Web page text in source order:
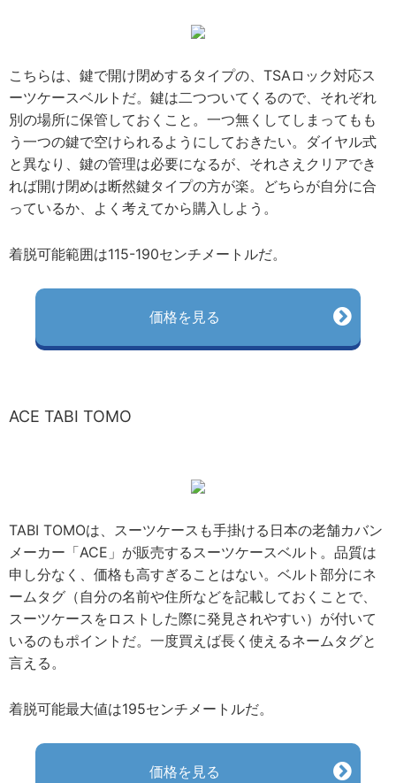
こちらは、鍵で開け閉めするタイプの、TSAロック対応ス
ーツケースベルトだ。鍵は二つついてくるので、それぞれ
別の場所に保管しておくこと。一つ無くしてしまってもも
う一つの鍵で空けられるようにしておきたい。ダイヤル式
と異なり、鍵の管理は必要になるが、それさえクリアでき
れば開け閉めは断然鍵タイプの方が楽。どちらが自分に合
っているか、よく考えてから購入しよう。
着脱可能範囲は115-190センチメートルだ。
価格を見る
ACE TABI TOMO
TABI TOMOは、スーツケースも手掛ける日本の老舗カバン
メーカー「ACE」が販売するスーツケースベルト。品質は
申し分なく、価格も高すぎることはない。ベルト部分にネ
ームタグ（自分の名前や住所などを記載しておくことで、
スーツケースをロストした際に発見されやすい）が付いて
いるのもポイントだ。一度買えば長く使えるネームタグと
言える。
着脱可能最大値は195センチメートルだ。
価格を見る